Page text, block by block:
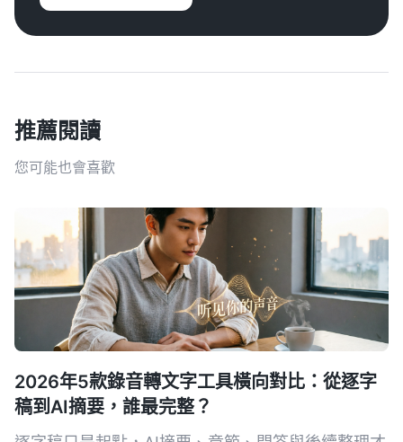
推薦閱讀
您可能也會喜歡
2026年5款錄音轉文字工具橫向對比：從逐字
稿到AI摘要，誰最完整？